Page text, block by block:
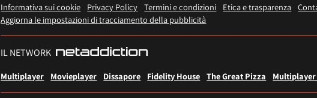
Informativa sui cookie Privacy Policy Termini e condizioni Etica e trasparenza
Aggiorna le impostazioni di tracciamento della pubblicità
IL NETWORK
Multiplayer Movieplayer Dissapore Fidelity House The Great Pizza